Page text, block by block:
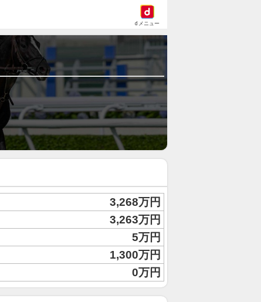
dメニュー
3,268万円
3,263万円
5万円
1,300万円
0万円